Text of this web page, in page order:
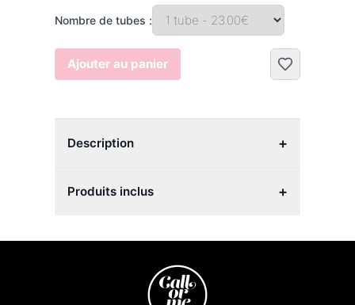
Nombre de tubes :
Ajouter au panier
Description +
Produits inclus +